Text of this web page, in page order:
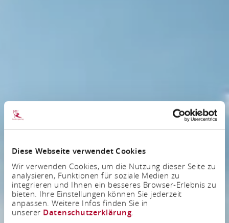
Diese Webseite verwendet Cookies
Wir verwenden Cookies, um die Nutzung dieser Seite zu
analysieren, Funktionen für soziale Medien zu
integrieren und Ihnen ein besseres Browser-Erlebnis zu
bieten. Ihre Einstellungen können Sie jederzeit
anpassen. Weitere Infos finden Sie in
unserer Datenschutzerklärung.